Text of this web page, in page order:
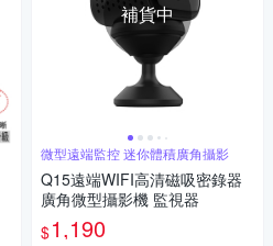
補貨中
微型遠端監控 迷你體積廣角攝影
Q15遠端WIFI高清磁吸密錄器
廣角微型攝影機 監視器
$1,190